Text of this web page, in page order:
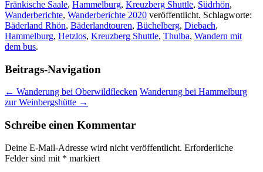
Fränkische Saale, Hammelburg, Kreuzberg Shuttle, Südrhön,
Wanderberichte, Wanderberichte 2020 veröffentlicht. Schlagworte:
Bäderland Rhön, Bäderlandtouren, Büchelberg, Diebach,
Hammelburg, Hetzlos, Kreuzberg Shuttle, Thulba, Wandern mit
dem bus.
Beitrags-Navigation
← Wanderung bei Oberwildflecken Wanderung bei Hammelburg
zur Weinbergshütte →
Schreibe einen Kommentar
Deine E-Mail-Adresse wird nicht veröffentlicht. Erforderliche
Felder sind mit * markiert